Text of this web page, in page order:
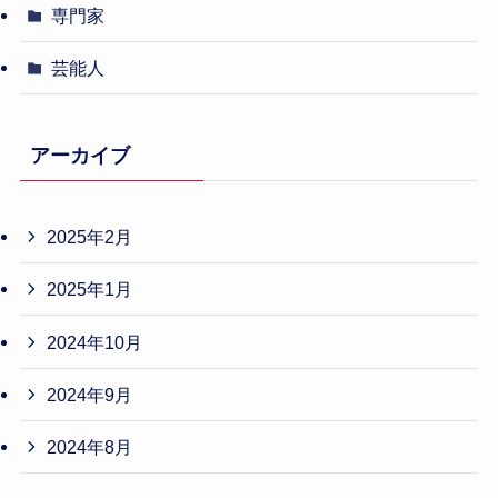
専門家
芸能人
アーカイブ
2025年2月
2025年1月
2024年10月
2024年9月
2024年8月